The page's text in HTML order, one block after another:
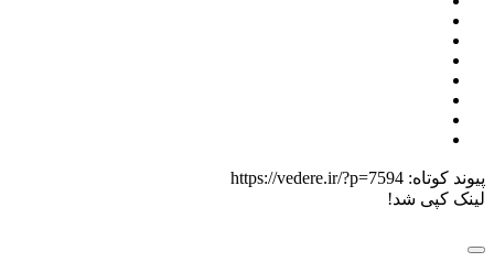
پیوند کوتاه: https://vedere.ir/?p=7594
لینک کپی شد!